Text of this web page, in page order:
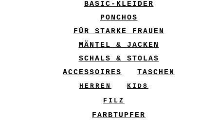
BASIC-KLEIDER
PONCHOS
FÜR STARKE FRAUEN
MÄNTEL & JACKEN
SCHALS & STOLAS
ACCESSOIRES
TASCHEN
HERREN
KIDS
FILZ
FARBTUPFER